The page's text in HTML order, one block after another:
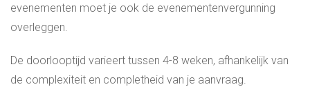
evenementen moet je ook de evenementenvergunning
overleggen.
De doorlooptijd varieert tussen 4-8 weken, afhankelijk van
de complexiteit en completheid van je aanvraag.